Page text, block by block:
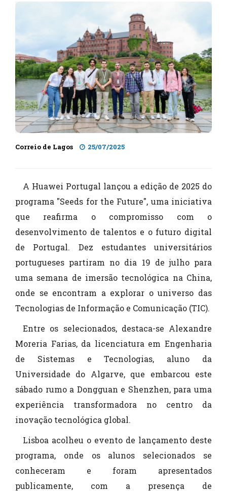
Correio de Lagos 25/07/2025
A Huawei Portugal lançou a edição de 2025 do
programa "Seeds for the Future", uma iniciativa
que reafirma o compromisso com o
desenvolvimento de talentos e o futuro digital
de Portugal. Dez estudantes universitários
portugueses partiram no dia 19 de julho para
uma semana de imersão tecnológica na China,
onde se encontram a explorar o universo das
Tecnologias de Informação e Comunicação (TIC).
Entre os selecionados, destaca-se Alexandre
Moreria Farias, da licenciatura em Engenharia
de Sistemas e Tecnologias, aluno da
Universidade do Algarve, que embarcou este
sábado rumo a Dongguan e Shenzhen, para uma
experiência transformadora no centro da
inovação tecnológica global.
Lisboa acolheu o evento de lançamento deste
programa, onde os alunos selecionados se
conheceram e foram apresentados
publicamente, com a presença de